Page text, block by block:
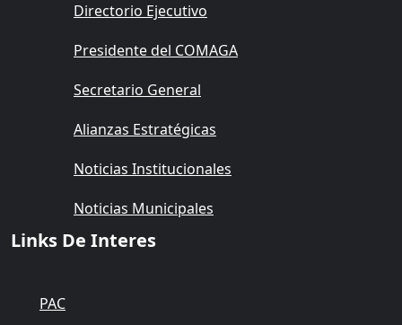
Directorio Ejecutivo
Presidente del COMAGA
Secretario General
Alianzas Estratégicas
Noticias Institucionales
Noticias Municipales
Links De Interes
PAC